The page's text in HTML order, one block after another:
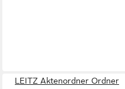
LEITZ Aktenordner Ordner